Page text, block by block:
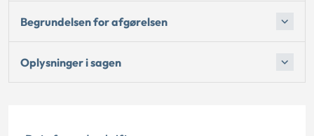
Begrundelsen for afgørelsen
Oplysninger i sagen